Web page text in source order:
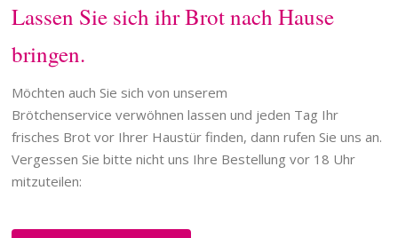
Lassen Sie sich ihr Brot nach Hause
bringen.
Möchten auch Sie sich von unserem
Brötchenservice verwöhnen lassen und jeden Tag Ihr
frisches Brot vor Ihrer Haustür finden, dann rufen Sie uns an.
Vergessen Sie bitte nicht uns Ihre Bestellung vor 18 Uhr
mitzuteilen: